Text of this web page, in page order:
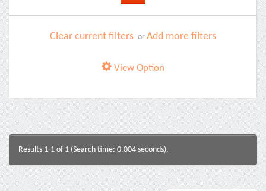
Clear current filters or Add more filters
View Option
Results 1-1 of 1 (Search time: 0.004 seconds).